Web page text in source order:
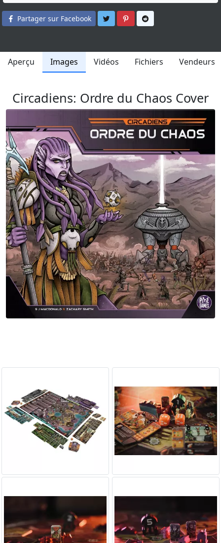
Partager sur Facebook Partager sur Twitter
Partager sur Pinterest
Aperçu Images Vidéos Fichiers Vendeurs
Circadiens: Ordre du Chaos Cover